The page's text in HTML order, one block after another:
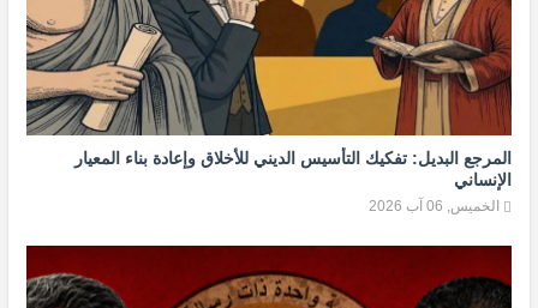
المرجع البديل: تفكيك التأسيس الديني للأخلاق وإعادة بناء المعيار
الإنساني
الخميس, 06 آب 2026